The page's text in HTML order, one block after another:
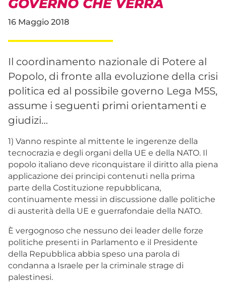
GOVERNO CHE VERRÀ
16 Maggio 2018
Il coordinamento nazionale di Potere al
Popolo, di fronte alla evoluzione della crisi
politica ed al possibile governo Lega M5S,
assume i seguenti primi orientamenti e
giudizi…
1) Vanno respinte al mittente le ingerenze della
tecnocrazia e degli organi della UE e della NATO. Il
popolo italiano deve riconquistare il diritto alla piena
applicazione dei principi contenuti nella prima
parte della Costituzione repubblicana,
continuamente messi in discussione dalle politiche
di austerità della UE e guerrafondaie della NATO.
È vergognoso che nessuno dei leader delle forze
politiche presenti in Parlamento e il Presidente
della Repubblica abbia speso una parola di
condanna a Israele per la criminale strage di
palestinesi.